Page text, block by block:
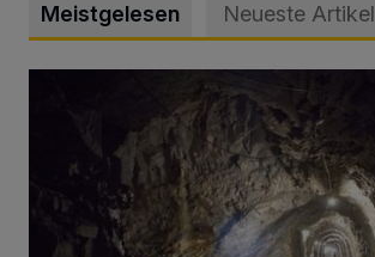
Meistgelesen Neueste Artikel